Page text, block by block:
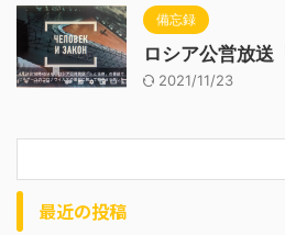
備忘録
ロシア公営放送
2021/11/23
最近の投稿